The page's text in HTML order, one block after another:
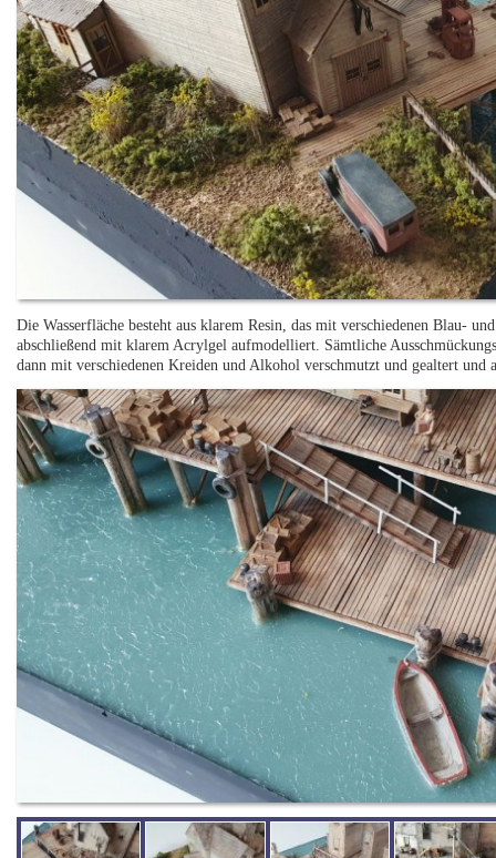
Die Wasserfläche besteht aus klarem Resin, das mit verschiedenen Blau-
abschließend mit klarem Acrylgel aufmodelliert. Sämtliche
dann mit verschiedenen Kreiden und Alkohol verschmutzt und gealtert und